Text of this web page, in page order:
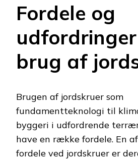
Fordele og
brug af
Brugen af jordskruer som
fundamentteknologi til
byggeri i udfordrende
have en række fordele. En
fordele ved jordskruer er